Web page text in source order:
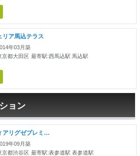
リア馬込テラス
年03月築
京都大田区 最寄駅:西馬込駅 馬込駅
ョン
クレヴィアリグゼプレミア表参道
年09月築
京都渋谷区 最寄駅:表参道駅 表参道駅